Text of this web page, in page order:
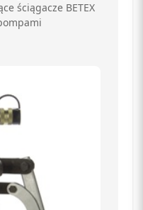
ściągacze BETEX